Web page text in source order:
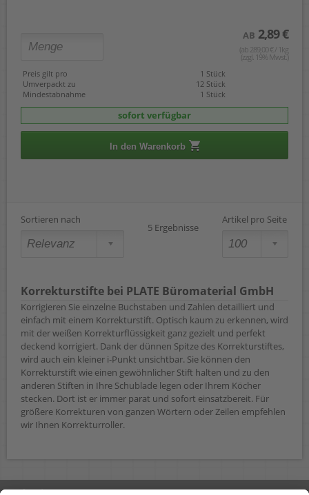
AB 2,89 €
(ab 289,00 € / 1kg
(zzgl. 19% Mwst.)
Preis gilt pro
1 Stück
Umverpackt zu
12 Stück
Mindestabnahme
1 Stück
sofort verfügbar
In den Warenkorb
Sortieren nach
5 Ergebnisse
Artikel pro Seite
Korrekturstifte bei PLATE Büromaterial GmbH
Korrigieren Sie einzelne Buchstaben und Zahlen detailliert und
einfach mit einem Korrekturstift. Optisch kaum zu erkennen, wird
mit der weißen Korrekturflüssigkeit ganz gezielt und perfekt
deckend korrigiert. Dank der dünnen Spitze des Korrekturstiftes,
wird auch ein kleiner i-Punkt unsichtbar. Sie können den
Korrekturstift wie einen gewöhnlicher Stift halten und zu den
anderen Stiften in Ihre Schublade legen oder Ihrem Köcher
stecken. Dort ist er immer parat und sofort einsatzbereit. Für
größere Korrekturen von ganzen Wörtern oder Zeilen empfehlen
wir Ihnen Korrekturroller.